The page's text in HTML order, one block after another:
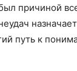
причиной
путь к